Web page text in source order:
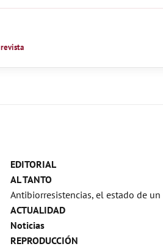
revista
EDITORIAL
AL TANTO
Antibiorresistencias, el estado de un
ACTUALIDAD
Noticias
REPRODUCCIÓN